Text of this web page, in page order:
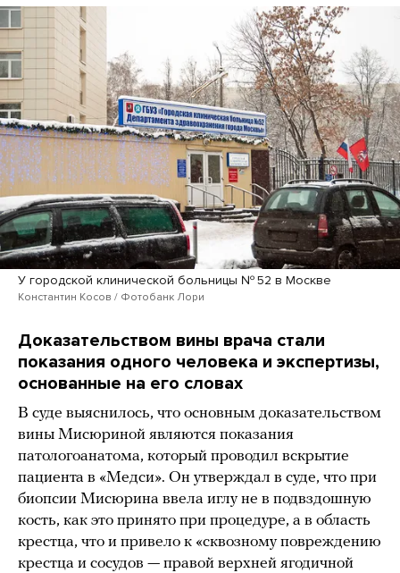
У городской клинической больницы № 52 в Москве
Константин Косов / Фотобанк Лори
Доказательством вины врача стали
показания одного человека и экспертизы,
основанные на его словах
В суде выяснилось, что основным доказательством
вины Мисюриной являются показания
патологоанатома, который проводил вскрытие
пациента в «Медси». Он утверждал в суде, что при
биопсии Мисюрина ввела иглу не в подвздошную
кость, как это принято при процедуре, а в область
крестца, что и привело к «сквозному повреждению
крестца и сосудов — правой верхней ягодичной